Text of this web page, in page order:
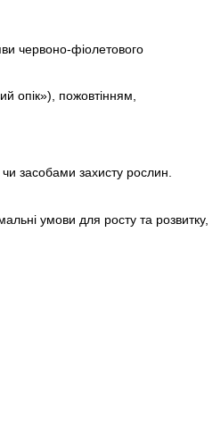
червоно-фіолетового
опік»), пожовтінням,
засобами захисту рослин.
умови для росту та розвитку,